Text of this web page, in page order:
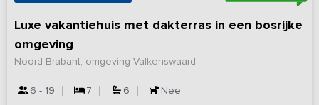
Luxe vakantiehuis met dakterras in een bosrijke
omgeving
Noord-Brabant, omgeving Valkenswaard
6 - 19 7 6 Nee